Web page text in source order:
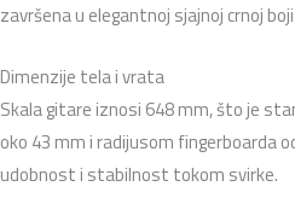
završena u elegantnoj sjajnoj crnoj
Dimenzije tela i vrata
Skala gitare iznosi 648 mm, što je
oko 43 mm i radijusom fingerboarda
udobnost i stabilnost tokom svirke.